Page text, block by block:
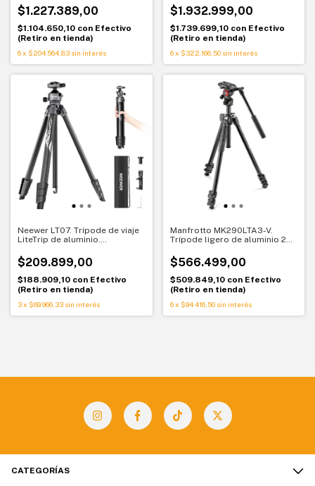
Control híbrido foto y video
$1.227.389,00
$1.104.650,10 con Efectivo
(Retiro en tienda)
6x $204.564,83 sin interés
video sin límites
$1.932.999,00
$1.739.699,10 con Efectivo
(Retiro en tienda)
6 x $322.166,50 sin interés
Neewer LT07. Trípode de viaje
LiteTrip de aluminio.
$209.899,00
$188.909,10 con Efectivo
(Retiro en tienda)
3x $69.966,33 sin interés
Manfrotto MK290LTA3-V.
Trípode ligero de aluminio 290
Video estable y portátil
$566.499,00
$509.849,10 con Efectivo
(Retiro en tienda)
6 x $94.416,50 sin interés
CATEGORÍAS